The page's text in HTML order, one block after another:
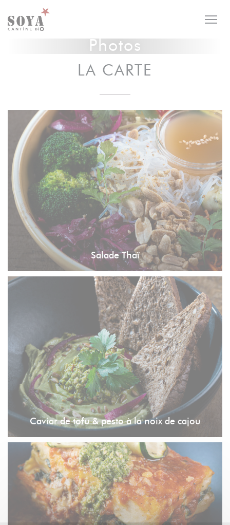
Personnalisation de vos choix en matière de cookies
Photos
LA CARTE
Salade Thaï
Caviar de tofu & pesto à la noix de cajou